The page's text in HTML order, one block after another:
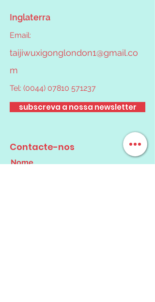
Inglaterra
Email:
taijiwuxigonglondon1@gmail.co
m
Tel: (0044) 07810 571237
subscreva a nossa newsletter
Contacte-nos
Nome